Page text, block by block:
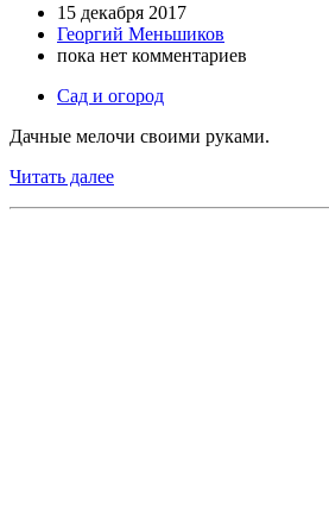
15 декабря 2017
Георгий Меньшиков
пока нет комментариев
Сад и огород
Дачные мелочи своими руками.
Читать далее